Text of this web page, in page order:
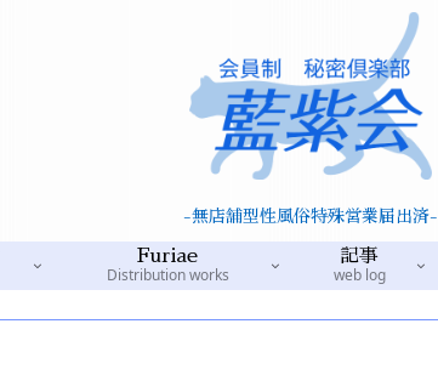
-無店舗型性風俗特殊営業届出済-
Furiae
Distribution works
記事
web log